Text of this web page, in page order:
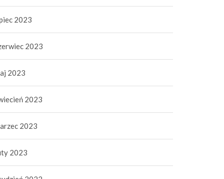
2023
2023
2023
2023
2023
2023